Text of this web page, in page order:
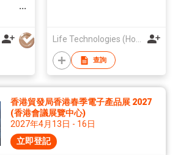
Life Technologies (Hong Kong) Co Ltd
查詢
香港貿發局香港春季電子產品展 2027
(香港會議展覽中心)
2027年4月13日 - 16日
立即登記